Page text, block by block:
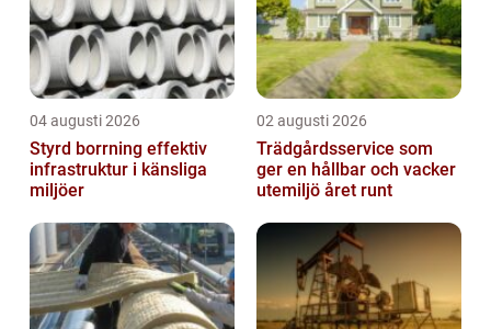
04 augusti 2026
Styrd borrning effektiv
infrastruktur i känsliga
miljöer
02 augusti 2026
Trädgårdsservice som
ger en hållbar och vacker
utemiljö året runt